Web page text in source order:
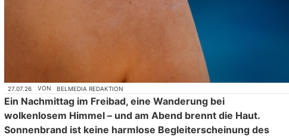
27.07.26 VON BELMEDIA REDAKTION
Ein Nachmittag im Freibad, eine Wanderung bei
wolkenlosem Himmel – und am Abend brennt die Haut.
Sonnenbrand ist keine harmlose Begleiterscheinung des